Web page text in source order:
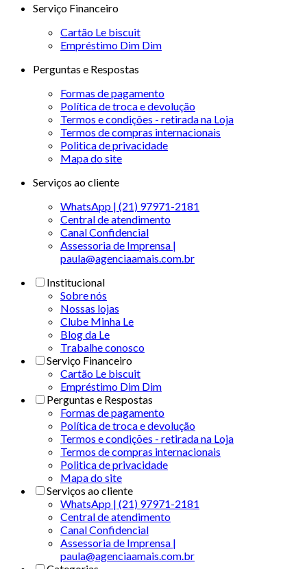
Serviço Financeiro
Cartão Le biscuit
Empréstimo Dim Dim
Perguntas e Respostas
Formas de pagamento
Política de troca e devolução
Termos e condições - retirada na Loja
Termos de compras internacionais
Politica de privacidade
Mapa do site
Serviços ao cliente
WhatsApp | (21) 97971-2181
Central de atendimento
Canal Confidencial
Assessoria de Imprensa |
paula@agenciaamais.com.br
Institucional
Sobre nós
Nossas lojas
Clube Minha Le
Blog da Le
Trabalhe conosco
Serviço Financeiro
Cartão Le biscuit
Empréstimo Dim Dim
Perguntas e Respostas
Formas de pagamento
Política de troca e devolução
Termos e condições - retirada na Loja
Termos de compras internacionais
Politica de privacidade
Mapa do site
Serviços ao cliente
WhatsApp | (21) 97971-2181
Central de atendimento
Canal Confidencial
Assessoria de Imprensa |
paula@agenciaamais.com.br